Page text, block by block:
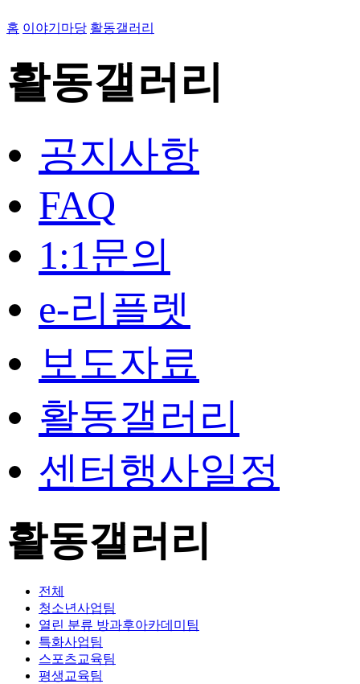
홈 이야기마당 활동갤러리
활동갤러리
공지사항
FAQ
1:1문의
e-리플렛
보도자료
활동갤러리
센터행사일정
활동갤러리
전체
청소년사업팀
열린 분류 방과후아카데미팀
특화사업팀
스포츠교육팀
평생교육팀